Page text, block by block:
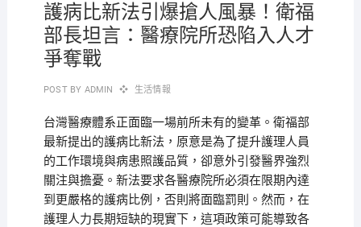
護病比新法引爆搶人風暴！衛福
部長坦言：醫療院所恐陷入人才
爭奪戰
POST BY ADMIN 生活情報
台灣醫療體系正面臨一場前所未有的變革。衛福部
最新提出的護病比新法，原意是為了提升護理人員
的工作環境與病患照護品質，卻意外引發醫界強烈
關注與擔憂。新法要求各醫療院所必須在限期內達
到更嚴格的護病比例，否則將面臨罰則。然而，在
護理人力長期短缺的現實下，這項政策可能導致各